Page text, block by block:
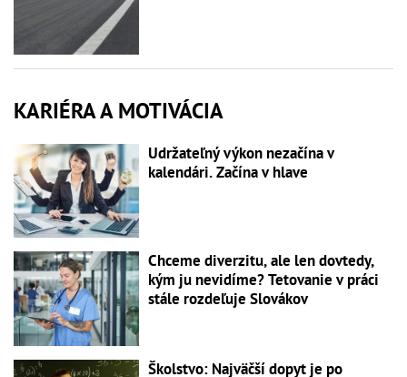
KARIÉRA A MOTIVÁCIA
Udržateľný výkon nezačína v
kalendári. Začína v hlave
Chceme diverzitu, ale len dovtedy,
kým ju nevidíme? Tetovanie v práci
stále rozdeľuje Slovákov
Školstvo: Najväčší dopyt je po